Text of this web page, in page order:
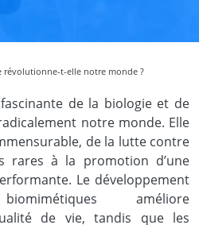
révolutionne-t-elle notre monde ?
de la biologie et de
notre monde. Elle
de la lutte contre
rares à la promotion d’une
Le développement
améliore
de vie, tandis que les